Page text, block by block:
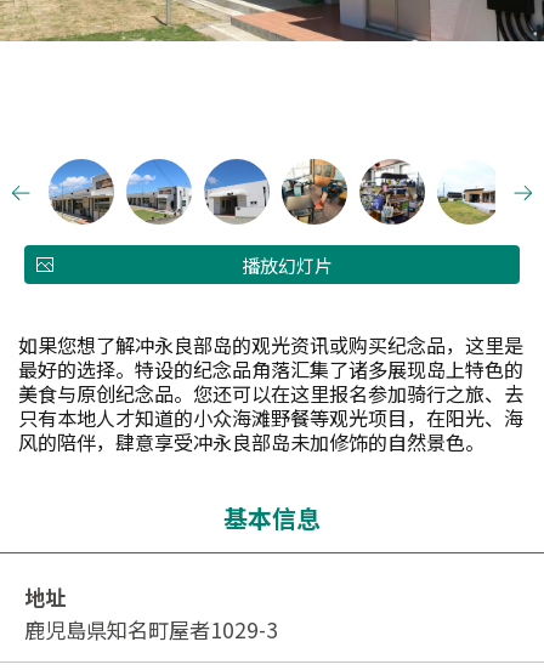
播放幻灯片
如果您想了解冲永良部岛的观光资讯或购买纪念品，这里是
最好的选择。特设的纪念品角落汇集了诸多展现岛上特色的
美食与原创纪念品。您还可以在这里报名参加骑行之旅、去
只有本地人才知道的小众海滩野餐等观光项目，在阳光、海
风的陪伴，肆意享受冲永良部岛未加修饰的自然景色。
基本信息
地址
鹿児島県知名町屋者1029-3